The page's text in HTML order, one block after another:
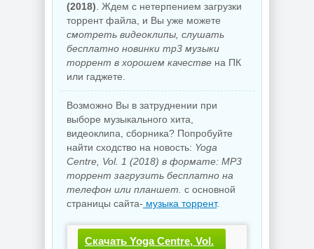
(2018) . Ждем с нетерпением загрузки
торрент файла, и Вы уже можете
смотреть видеоклипы, слушать
бесплатно новинки mp3 музыки
торрент в хорошем качестве на ПК
или гаджете.
Возможно Вы в затруднении при
выборе музыкального хита,
видеоклипа, сборника? Попробуйте
найти сходство на новость: Yoga
Centre, Vol. 1 (2018) в формате: MP3
торрент загрузить бесплатно на
телефон или планшет. с основной
страницы сайта- музыка торрент.
Скачать Yoga Centre, Vol.